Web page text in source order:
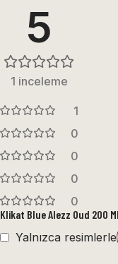
5
1 inceleme
1
0
0
0
0
Klikat Blue Alezz Oud 200
Yalnızca resimlerle